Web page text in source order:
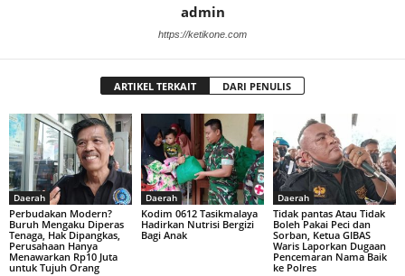
admin
https://ketikone.com
ARTIKEL TERKAIT DARI PENULIS
Daerah
Perbudakan Modern?
Buruh Mengaku Diperas
Tenaga, Hak Dipangkas,
Perusahaan Hanya
Menawarkan Rp10 Juta
untuk Tujuh Orang
Daerah
Kodim 0612 Tasikmalaya
Hadirkan Nutrisi Bergizi
Bagi Anak
Daerah
Tidak pantas Atau Tidak
Boleh Pakai Peci dan
Sorban, Ketua GIBAS
Waris Laporkan Dugaan
Pencemaran Nama Baik
ke Polres